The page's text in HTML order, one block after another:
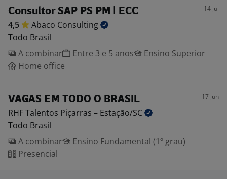
Consultor SAP PS PM | ECC 14 jul
4,5 Abaco Consulting
Todo Brasil
A combinar
Entre 3 e 5 anos
Ensino Superior
Home office
VAGAS EM TODO O BRASIL 17 jun
RHF Talentos Piçarras – Estação/SC
Todo Brasil
A combinar
Ensino Fundamental (1º grau)
Presencial